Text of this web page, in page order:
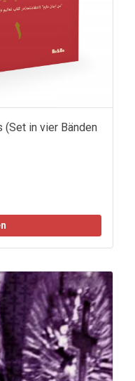
(Set in vier Bänden